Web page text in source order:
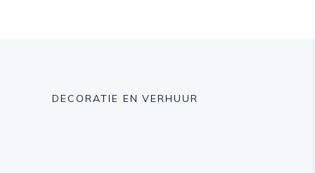
DECORATIE EN VERHUUR